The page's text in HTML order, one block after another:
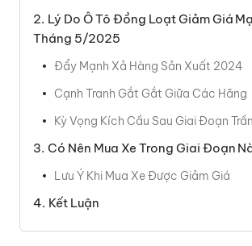
Lý Do Ô Tô Đồng Loạt Giảm Giá
Tháng 5/2025
Đẩy Mạnh Xả Hàng Sản Xuất 2024
Cạnh Tranh Gắt Gắt Giữa Các Hãng
Kỳ Vọng Kích Cầu Sau Giai Đoạn
Có Nên Mua Xe Trong Giai Đoạn
Lưu Ý Khi Mua Xe Được Giảm Giá
Kết Luận